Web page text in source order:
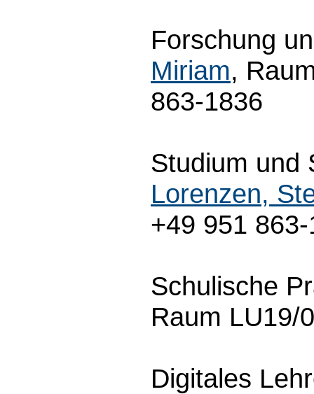
Forschung
Miriam,
863-1836
Studium und
Lorenzen,
+49 951
Schulische
Raum LU19/
Digitales